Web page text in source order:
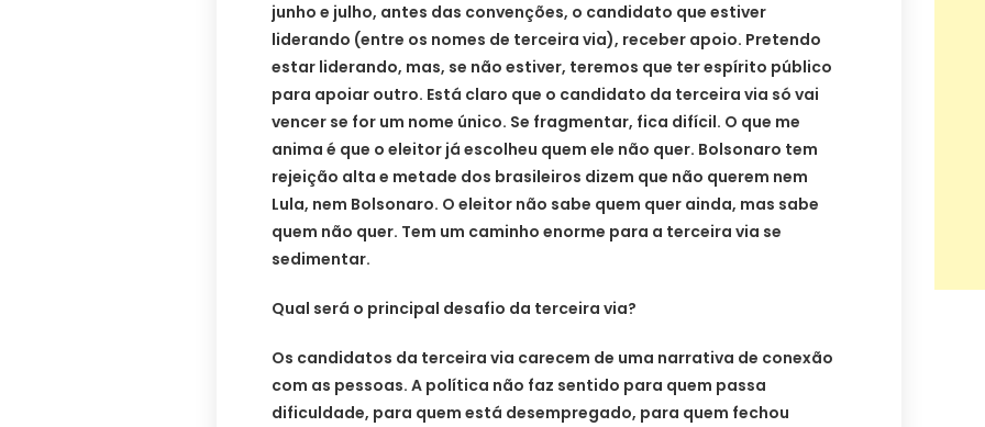
junho e julho, antes das convenções, o candidato que estiver
liderando (entre os nomes de terceira via), receber apoio. Pretendo
estar liderando, mas, se não estiver, teremos que ter espírito público
para apoiar outro. Está claro que o candidato da terceira via só vai
vencer se for um nome único. Se fragmentar, fica difícil. O que me
anima é que o eleitor já escolheu quem ele não quer. Bolsonaro tem
rejeição alta e metade dos brasileiros dizem que não querem nem
Lula, nem Bolsonaro. O eleitor não sabe quem quer ainda, mas sabe
quem não quer. Tem um caminho enorme para a terceira via se
sedimentar.
Qual será o principal desafio da terceira via?
Os candidatos da terceira via carecem de uma narrativa de conexão
com as pessoas. A política não faz sentido para quem passa
dificuldade, para quem está desempregado, para quem fechou